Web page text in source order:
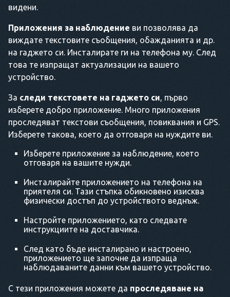
видени.
Приложения за наблюдение ви позволява да
виждате текстовите съобщения, обажданията и др.
на гаджето си. Инсталирате ги на телефона му. След
това те изпращат актуализации на вашето
устройство.
За следи текстовете на гаджето си, първо
изберете добро приложение. Много приложения
проследяват текстови съобщения, повиквания и GPS.
Изберете такова, което да отговаря на нуждите ви.
Изберете приложение за наблюдение, което
отговаря на вашите нужди.
Инсталирайте приложението на телефона на
приятеля си. Тази стъпка обикновено изисква
физически достъп до устройството веднъж.
Настройте приложението, като следвате
инструкциите на доставчика.
След като бъде инсталирано и настроено,
приложението ще започне да изпраща
наблюдаваните данни към вашето устройство.
С тези приложения можете да проследяване на